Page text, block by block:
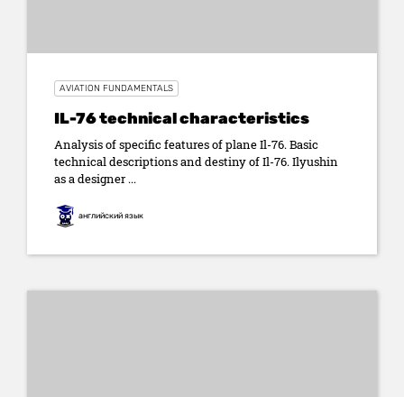
AVIATION FUNDAMENTALS
IL-76 technical characteristics
Analysis of specific features of plane Il-76. Basic
technical descriptions and destiny of Il-76. Ilyushin
as a designer ...
английский язык